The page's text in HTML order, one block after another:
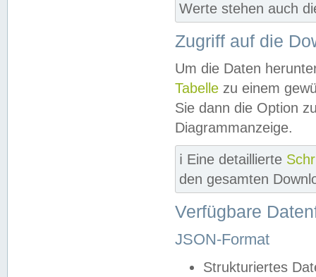
Werte stehen auch
Zugriff auf die
Um die Daten
Tabelle zu einem
Sie dann die Option
Diagrammanzeige.
ℹ️ Eine detaillierte
den gesamten
Verfügbare
JSON-Format
Strukturiertes